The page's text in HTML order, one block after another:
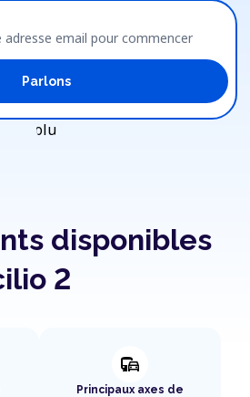
adresse email pour commencer
Parlons
disponibles
2
commute
Principaux axes de